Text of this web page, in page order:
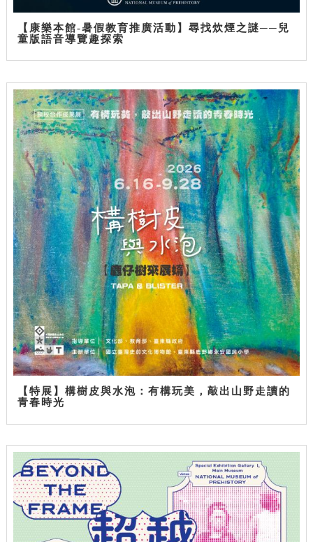
【康樂本館-暑假教育推廣活動】尋找炊煙之謎──兒
童版語音導覽趣探索
【特展】構樹皮與水泡：有構玩美，敲出山野走讀的
青春時光